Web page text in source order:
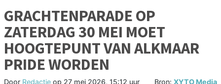
GRACHTENPARADE OP
ZATERDAG 30 MEI MOET
HOOGTEPUNT VAN ALKMAAR
PRIDE WORDEN
Door Redactie op 27 mei 2026, 15:12 uur Bron: XYTO Media